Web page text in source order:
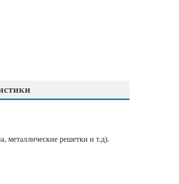
металлические решетки и т.д).